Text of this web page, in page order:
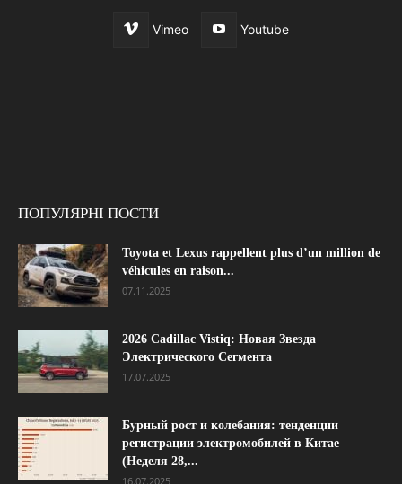
Vimeo Youtube
ПОПУЛЯРНІ ПОСТИ
Toyota et Lexus rappellent plus d’un million de
véhicules en raison...
07.11.2025
2026 Cadillac Vistiq: Новая Звезда
Электрического Сегмента
17.07.2025
Бурный рост и колебания: тенденции
регистрации электромобилей в Китае
(Неделя 28,...
16.07.2025